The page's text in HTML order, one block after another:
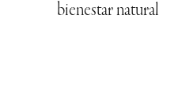
bienestar natural